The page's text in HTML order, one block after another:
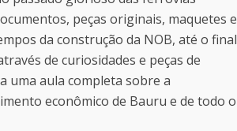
peças originais, maquetes e
da construção da NOB, até o final
de curiosidades e peças de
uma aula completa sobre a
econômico de Bauru e de todo o